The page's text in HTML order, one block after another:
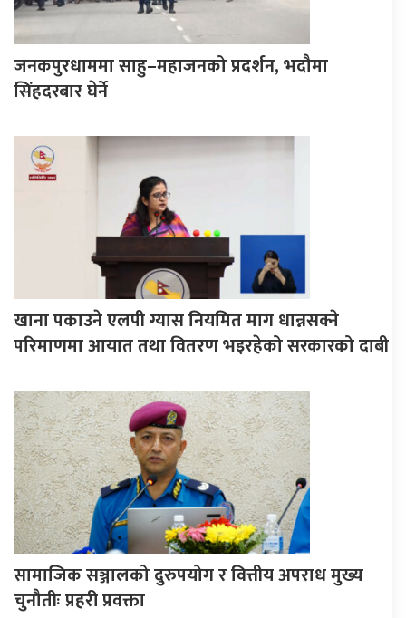
जनकपुरधाममा साहु–महाजनको प्रदर्शन, भदौमा
सिंहदरबार घेर्ने
खाना पकाउने एलपी ग्यास नियमित माग धान्नसक्ने
परिमाणमा आयात तथा वितरण भइरहेको सरकारको दाबी
सामाजिक सञ्जालको दुरुपयोग र वित्तीय अपराध मुख्य
चुनौतीः प्रहरी प्रवक्ता